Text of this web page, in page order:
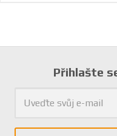
Přihlašte